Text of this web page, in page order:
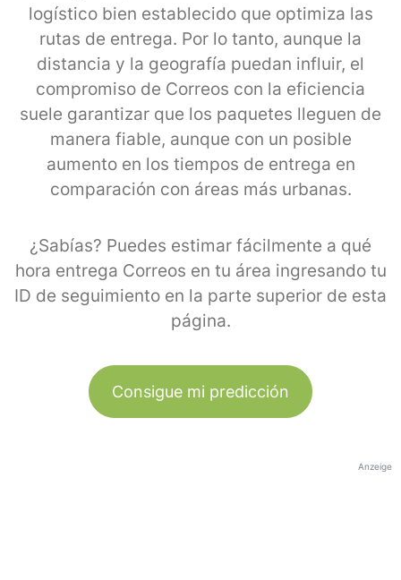
logístico bien establecido que optimiza las
rutas de entrega. Por lo tanto, aunque la
distancia y la geografía puedan influir, el
compromiso de Correos con la eficiencia
suele garantizar que los paquetes lleguen de
manera fiable, aunque con un posible
aumento en los tiempos de entrega en
comparación con áreas más urbanas.
¿Sabías? Puedes estimar fácilmente a qué
hora entrega Correos en tu área ingresando tu
ID de seguimiento en la parte superior de esta
página.
Consigue mi predicción
Anzeige